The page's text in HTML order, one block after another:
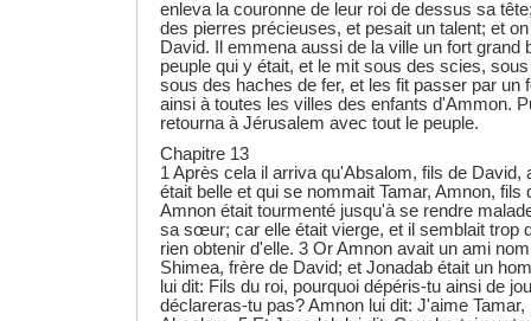
enleva la couronne de leur roi de dessus sa
des pierres précieuses, et pesait un talent; et
David. Il emmena aussi de la ville un fort grand
peuple qui y était, et le mit sous des scies,
sous des haches de fer, et les fit passer par un
ainsi à toutes les villes des enfants d'Ammon.
retourna à Jérusalem avec tout le peuple.
Chapitre 13
1 Après cela il arriva qu'Absalom, fils de
était belle et qui se nommait Tamar, Amnon, fils
Amnon était tourmenté jusqu'à se rendre
sa sœur; car elle était vierge, et il semblait trop
rien obtenir d'elle. 3 Or Amnon avait un ami
Shimea, frère de David; et Jonadab était un
lui dit: Fils du roi, pourquoi dépéris-tu ainsi de
déclareras-tu pas? Amnon lui dit: J'aime